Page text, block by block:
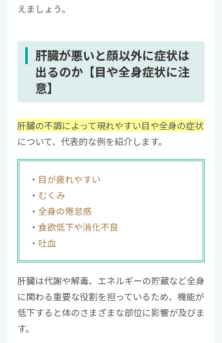
えましょう。
肝臓が悪いと顔以外に症状は
出るのか【目や全身症状に注
意】
肝臓の不調によって現れやすい目や全身の症状
について、代表的な例を紹介します。
目が疲れやすい
むくみ
全身の倦怠感
食欲低下や消化不良
吐血
肝臓は代謝や解毒、エネルギーの貯蔵など全身
に関わる重要な役割を担っているため、機能が
低下すると体のさまざまな部位に影響が及びま
す。